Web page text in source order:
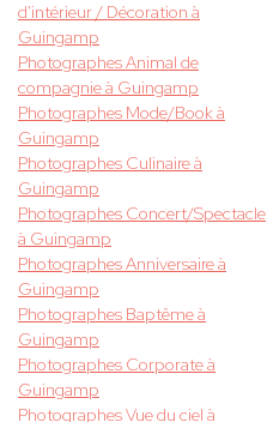
d'intérieur / Décoration à
Guingamp
Photographes Animal de
compagnie à Guingamp
Photographes Mode/Book à
Guingamp
Photographes Culinaire à
Guingamp
Photographes Concert/Spectacle
à Guingamp
Photographes Anniversaire à
Guingamp
Photographes Baptême à
Guingamp
Photographes Corporate à
Guingamp
Photographes Vue du ciel à